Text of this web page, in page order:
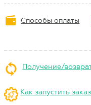
Способы оплаты
Получение/
Как запустить